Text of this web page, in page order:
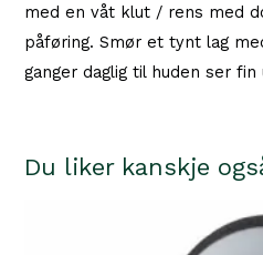
med en våt klut / rens med
påføring. Smør et tynt lag
ganger daglig til huden ser fin
Du liker kanskje